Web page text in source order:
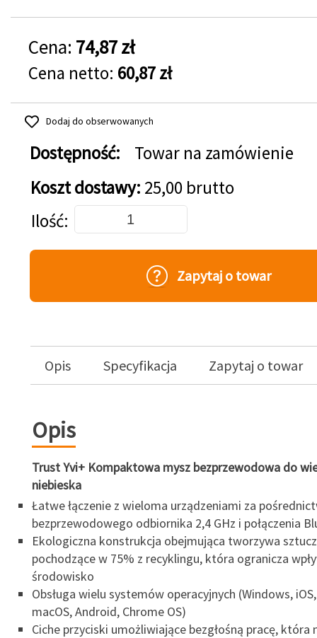
Cena: 74,87 zł
Cena netto: 60,87 zł
Dodaj do obserwowanych
Dostępność:
Towar na zamówienie
Koszt dostawy: 25,00 brutto
Dodaj do koszyka
Ilość
Zapytaj o towar
Opis Specyfikacja Zapytaj o towar
Opis
Trust Yvi+ Kompaktowa mysz bezprzewodowa do
niebieska
Łatwe łączenie z wieloma urządzeniami za
bezprzewodowego odbiornika 2,4 GHz i połączenia
Ekologiczna konstrukcja obejmująca tworzywa
pochodzące w 75% z recyklingu, która ogranicza
środowisko
Obsługa wielu systemów operacyjnych (Windows,
macOS, Android, Chrome OS)
Ciche przyciski umożliwiające bezgłośną pracę, która